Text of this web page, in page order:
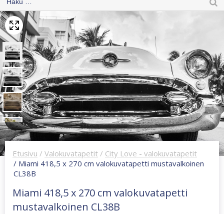
Etusivu / Valokuvatapetit / City Love - valokuvatapetit
/ Miami 418,5 x 270 cm valokuvatapetti mustavalkoinen
CL38B
Miami 418,5 x 270 cm valokuvatapetti
mustavalkoinen CL38B